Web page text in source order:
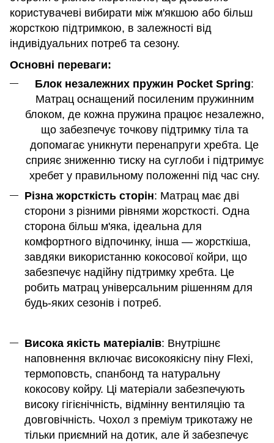
користувачеві вибирати між м'якшою або більш
жорсткою підтримкою, в залежності від
індивідуальних потреб та сезону.
Основні переваги:
Блок незалежних пружин Pocket Spring:
Матрац оснащений посиленим пружинним
блоком, де кожна пружина працює незалежно,
що забезпечує точкову підтримку тіла та
допомагає уникнути перенапруги хребта. Це
сприяє зниженню тиску на суглоби і підтримує
хребет у правильному положенні під час сну.
Різна жорсткість сторін: Матрац має дві
сторони з різними рівнями жорсткості. Одна
сторона більш м'яка, ідеальна для
комфортного відпочинку, інша — жорсткіша,
завдяки використанню кокосової койри, що
забезпечує надійну підтримку хребта. Це
робить матрац універсальним рішенням для
будь-яких сезонів і потреб.
Висока якість матеріалів: Внутрішнє
наповнення включає високоякісну піну Flexi,
термоповсть, спанбонд та натуральну
кокосову койру. Ці матеріали забезпечують
високу гігієнічність, відмінну вентиляцію та
довговічність. Чохол з преміум трикотажу не
тільки приємний на дотик, але й забезпечує